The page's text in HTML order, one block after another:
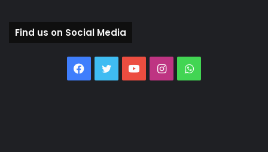
Find us on Social Media
Facebook
TwitterYouTubeInstagramWhatsApp